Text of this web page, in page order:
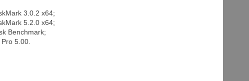
3.0.2 x64;
5.2.0 x64;
Benchmark;
5.00.